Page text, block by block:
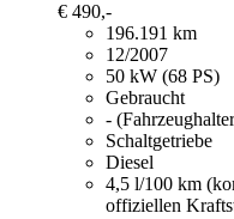
€ 490,-
196.191 km
12/2007
50 kW (68 PS)
Gebraucht
-
Schaltgetriebe
Diesel
4,5 l/100 km
offiziellen